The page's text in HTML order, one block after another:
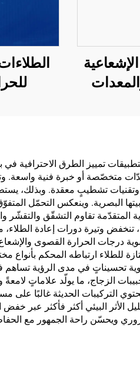
الإشعاعية
النقل
في
والفصل
تحت
تمييز الطرق الاحترافية في
متخصّصة أو خبرة فنية واسعة.
وتقنيات تشطيبٍ معقدة.
البصرية. وينعكس التحمّل
المتقدّمة تقاوم التشقّق
تنخفض وتيرة دورات إعادة
درجات الحرارة القصوى
للطلاء ارتباطه المحكم بأنواع
تحسيناتٍ في مدى الرؤية
الزجاج، ما يولّد علاماتٍ
التركيبات الحديثة غالبًا
البيئي أكثر فأكثر عبر خفض
ويحسّن راحة الجمهور مع